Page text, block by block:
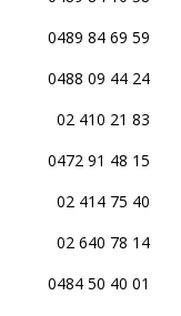
0489 84 69 59
0488 09 44 24
02 410 21 83
0472 91 48 15
02 414 75 40
02 640 78 14
0484 50 40 01